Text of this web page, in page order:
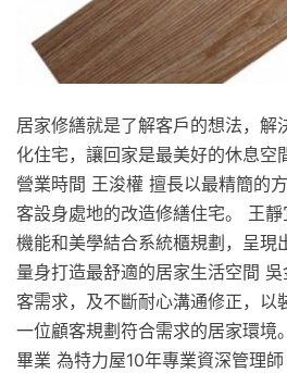
居家修繕就是了解客戶的想法，解
化住宅，讓回家是最美好的休息空
營業時間 王浚權 擅長以最精簡的
客設身處地的改造修繕住宅。 王
機能和美學結合系統櫃規劃，呈現
量身打造最舒適的居家生活空間
客需求，及不斷耐心溝通修正，以
一位顧客規劃符合需求的居家環境
畢業 為特力屋10年專業資深管理